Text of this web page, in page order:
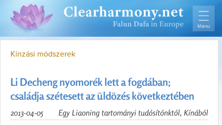
Kínzási módszerek
Li Decheng nyomorék lett a fogdában;
családja szétesett az üldözés következtében
Egy Liaoning tartományi tudósítónktól, Kínából
2013-04-05